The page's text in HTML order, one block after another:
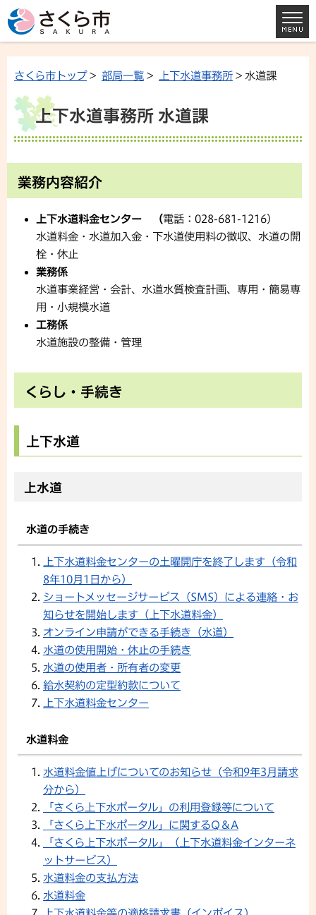
さくら市トップ> 部局一覧 > 上下水道事務所 > 水道課
上下水道事務所 水道課
業務内容紹介
上下水道料金センター （電話：028-681-1216）
水道料金・水道加入金・下水道使用料の徴収、水道の開
栓・休止
業務係
水道事業経営・会計、水道水質検査計画、専用・簡易専
用・小規模水道
工務係
水道施設の整備・管理
くらし・手続き
上下水道
上水道
水道の手続き
上下水道料金センターの土曜開庁を終了します（令和
8年10月1日から）
ショートメッセージサービス（SMS）による連絡・お
知らせを開始します（上下水道料金）
オンライン申請ができる手続き（水道）
水道の使用開始・休止の手続き
水道の使用者・所有者の変更
給水契約の定型約款について
上下水道料金センター
水道料金
水道料金値上げについてのお知らせ（令和9年3月請求
分から）
「さくら上下水ポータル」の利用登録等について
「さくら上下水ポータル」に関するQ＆A
「さくら上下水ポータル」（上下水道料金インターネ
ットサービス）
水道料金の支払方法
水道料金